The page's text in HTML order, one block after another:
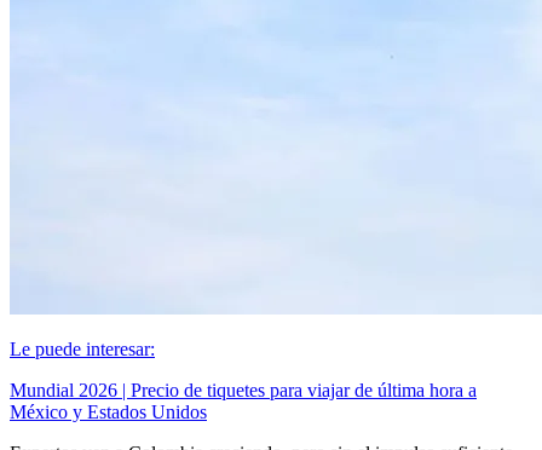
Le puede interesar:
Mundial 2026 | Precio de tiquetes para viajar de última hora a
México y Estados Unidos